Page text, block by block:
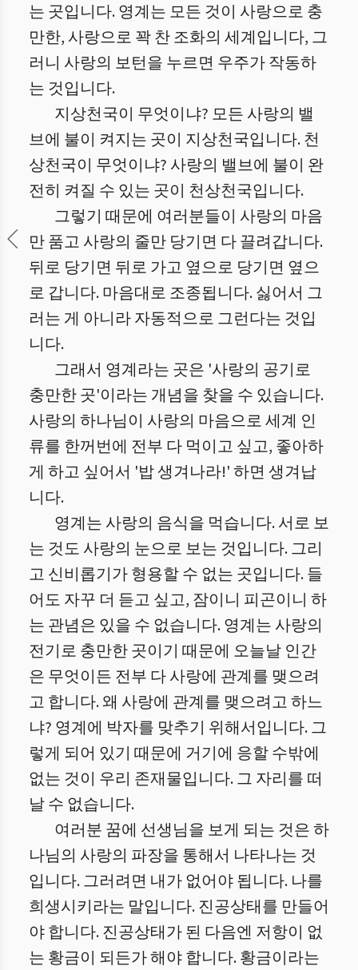
는 곳입니다. 영계는 모든 것이 사랑으로 충
만한, 사랑으로 꽉 찬 조화의 세계입니다, 그
러니 사랑의 보턴을 누르면 우주가 작동하
는 것입니다.
지상천국이 무엇이냐? 모든 사랑의 밸
브에 불이 켜지는 곳이 지상천국입니다. 천
상천국이 무엇이냐? 사랑의 밸브에 불이 완
전히 켜질 수 있는 곳이 천상천국입니다.
그렇기 때문에 여러분들이 사랑의 마음
만 품고 사랑의 줄만 당기면 다 끌려갑니다.
뒤로 당기면 뒤로 가고 옆으로 당기면 옆으
로 갑니다. 마음대로 조종됩니다. 싫어서 그
러는 게 아니라 자동적으로 그런다는 것입
니다.
그래서 영계라는 곳은 '사랑의 공기로
충만한 곳'이라는 개념을 찾을 수 있습니다.
사랑의 하나님이 사랑의 마음으로 세계 인
류를 한꺼번에 전부 다 먹이고 싶고, 좋아하
게 하고 싶어서 '밥 생겨나라!' 하면 생겨납
니다.
영계는 사랑의 음식을 먹습니다. 서로 보
는 것도 사랑의 눈으로 보는 것입니다. 그리
고 신비롭기가 형용할 수 없는 곳입니다. 들
어도 자꾸 더 듣고 싶고, 잠이니 피곤이니 하
는 관념은 있을 수 없습니다. 영계는 사랑의
전기로 충만한 곳이기 때문에 오늘날 인간
은 무엇이든 전부 다 사랑에 관계를 맺으려
고 합니다. 왜 사랑에 관계를 맺으려고 하느
냐? 영계에 박자를 맞추기 위해서입니다. 그
렇게 되어 있기 때문에 거기에 응할 수밖에
없는 것이 우리 존재물입니다. 그 자리를 떠
날 수 없습니다.
여러분 꿈에 선생님을 보게 되는 것은 하
나님의 사랑의 파장을 통해서 나타나는 것
입니다. 그러려면 내가 없어야 됩니다. 나를
희생시키라는 말입니다. 진공상태를 만들어
야 합니다. 진공상태가 된 다음엔 저항이 없
는 황금이 되든가 해야 합니다. 황금이라는